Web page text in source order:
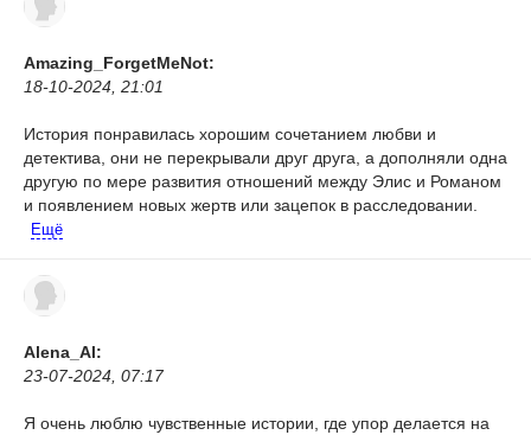
Amazing_ForgetMeNot:
18-10-2024, 21:01
История понравилась хорошим сочетанием любви и
детектива, они не перекрывали друг друга, а дополняли одна
другую по мере развития отношений между Элис и Романом
и появлением новых жертв или зацепок в расследовании.
Ещё
Alena_Al:
23-07-2024, 07:17
Я очень люблю чувственные истории, где упор делается на